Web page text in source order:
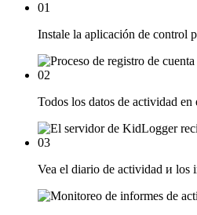
01
Instale la aplicación de control
02
Todos los datos de actividad
03
Vea el diario de actividad и los